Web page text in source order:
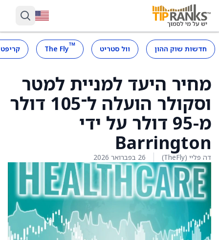
חדשות שוק ההון וול סטריט ™
The Fly
מחיר היעד למניית למטר
וסקולר הועלה ל־105 דולר
מ-95 דולר על ידי
Barrington
דה פליי (TheFly) 26 בפברואר 2026